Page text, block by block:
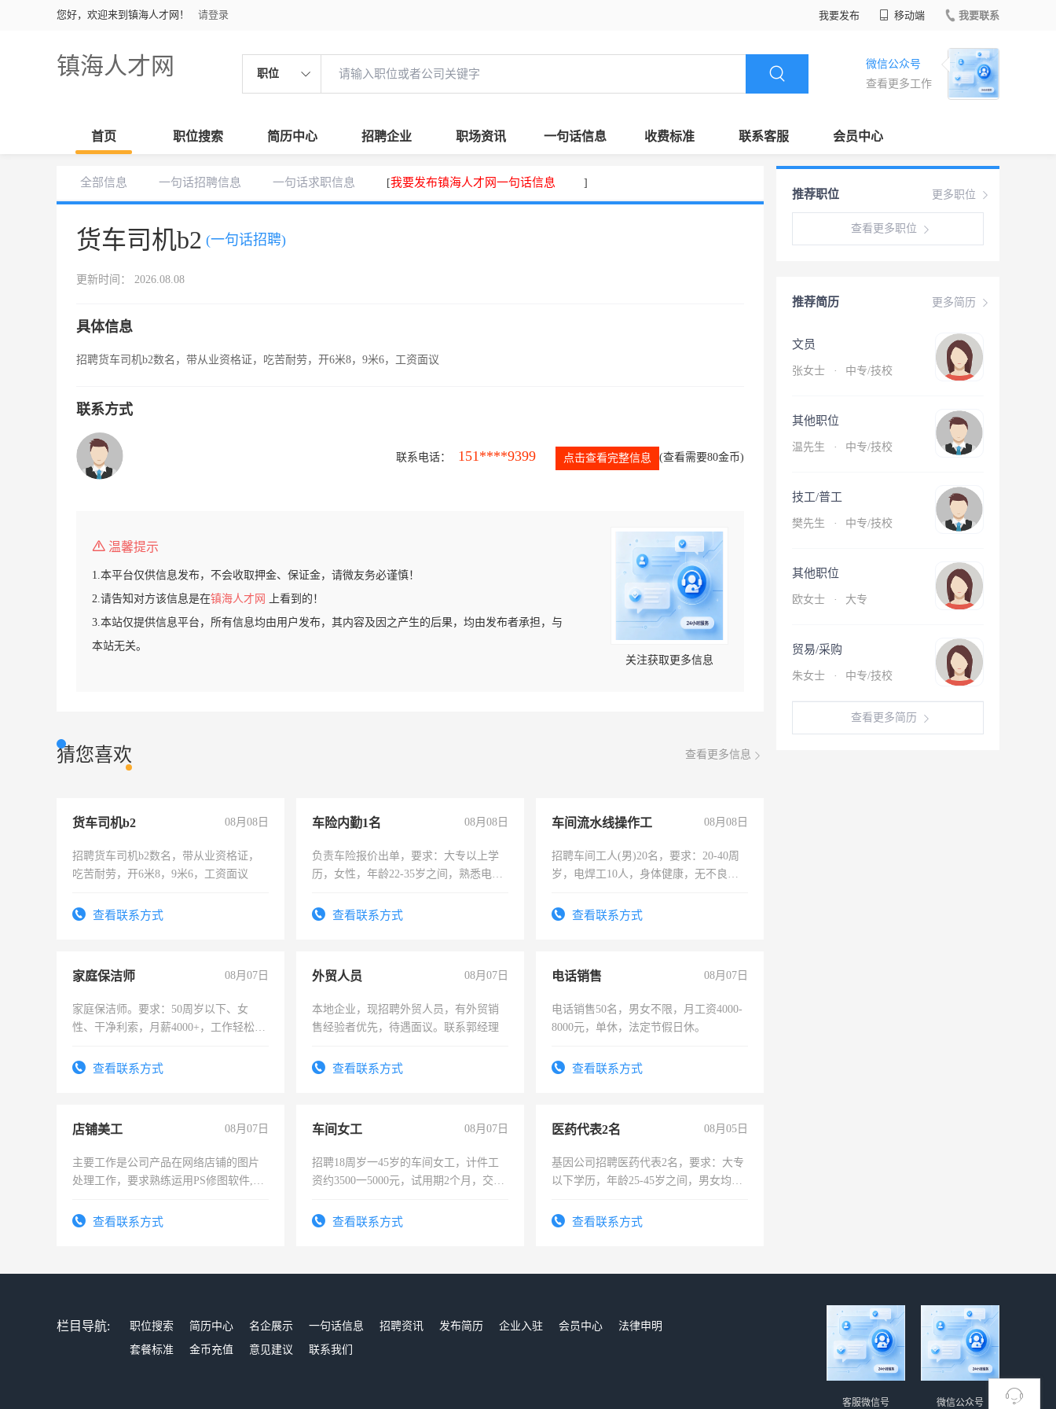
您好，欢迎来到镇海人才网！ 请登录 我要发布 移动端 我要联系
镇海人才网 职位
微信公众号
查看更多工作
首页 职位搜索 简历中心 招聘企业 职场资讯 一句话信息 收费标准 联系客服 会员中心
全部信息 一句话招聘信息 一句话求职信息 [我要发布镇海人才网一句话信息 ]
货车司机b2 (一句话招聘)
更新时间： 2026.08.08
具体信息
招聘货车司机b2数名，带从业资格证，吃苦耐劳，开6米8，9米6，工资面议
联系方式
联系电话： 151****9399 点击查看完整信息 (查看需要80金币)
温馨提示
1.本平台仅供信息发布，不会收取押金、保证金，请微友务必谨慎！
2.请告知对方该信息是在镇海人才网
上看到的！
3.本站仅提供信息平台，所有信息均由用户发布，其内容及因之产生的后果，均由发布者承担，与
本站无关。
关注获取更多信息
猜您喜欢 查看更多信息
货车司机b2 08月08日
招聘货车司机b2数名，带从业资格证，
吃苦耐劳，开6米8，9米6，工资面议
查看联系方式
车险内勤1名 08月08日
负责车险报价出单，要求：大专以上学
历，女性，年龄22-35岁之间，熟悉电脑
试用期1-3个月，转正后交纳五险，
查看联系方式
车间流水线操作工 08月08日
招聘车间工人(男)20名，要求：20-40周
岁，电焊工10人，身体健康，无不良嗜
宿，免费发放劳保用品，两班倒，每月
查看联系方式
家庭保洁师 08月07日
家庭保洁师。要求：50周岁以下、女
性、干净利索，月薪4000+，工作轻松，
太太等。查看联系方式
外贸人员 08月07日
本地企业，现招聘外贸人员，有外贸销
售经验者优先，待遇面议。联系郭经理
查看联系方式
电话销售 08月07日
电话销售50名，男女不限，月工资4000-
8000元，单休，法定节假日休。
查看联系方式
店铺美工 08月07日
主要工作是公司产品在网络店铺的图片
处理工作，要求熟练运用PS修图软件,工
查看联系方式
车间女工 08月07日
招聘18周岁一45岁的车间女工，计件工
资约3500一5000元，试用期2个月，交五
查看联系方式
医药代表2名 08月05日
基因公司招聘医药代表2名，要求：大专
以下学历，年龄25-45岁之间，男女均
表或者有医学资质的优先，底薪+绩效，
查看联系方式
更多职位
推荐职位
查看更多职位
更多简历
推荐简历
文员
张女士 · 中专/技校
其他职位
温先生 · 中专/技校
技工/普工
樊先生 · 中专/技校
其他职位
欧女士 · 大专
贸易/采购
朱女士 · 中专/技校
查看更多简历
栏目导航: 职位搜索 简历中心 名企展示 一句话信息 招聘资讯 发布简历 企业入驻 会员中心
法律申明
套餐标准
金币充值 意见建议 联系我们
微信公众号
客服微信号